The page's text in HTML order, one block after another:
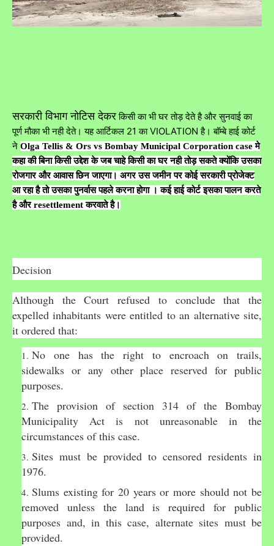
सरकारी विभाग नोटिस देकरकिसी का भी घर तोड़ देते है और सुनवाई का
पूर्ण मौका भी नही देते। यह आर्टिकल 21 का VIOLATION है। बॉम्बे हाई कोर्ट
ने Olga Tellis & Ors vs Bombay Municipal Corporation case मे
कहा की बिना किसी उद्देश के जब चाहे किसी का घर नही तोड़ सकते क्योंकि उसका
रोजगार और आवास छिन जाएगा। अगर उस जमीन पर कोई सरकारी प्रोजेक्ट
आ रहा है तो उसका पुनर्वास पहले करना होगा । कई हाई कोर्ट इसका पालन करते
है और resettlement करवाते है।
Decision
Although the Court refused to conclude that the
expelled inhabitants were entitled to an alternative site,
it ordered that:
No one has the right to encroach on trails,
sidewalks or any other place reserved for public
purposes.
The provision of section 314 of the Bombay
Municipality Act is not unreasonable in the
circumstances of this case.
Sites must be provided to censored residents in
1976.
Slums existing for 20 years or more should not be
removed unless the land is required for public
purposes and, in this case, alternate sites must be
provided.